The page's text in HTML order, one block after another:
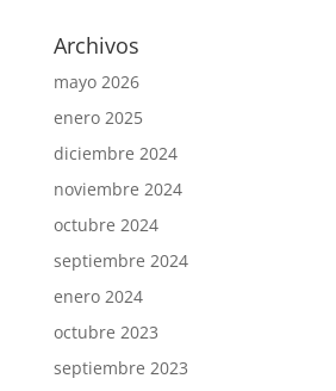
Archivos
mayo 2026
enero 2025
diciembre 2024
noviembre 2024
octubre 2024
septiembre 2024
enero 2024
octubre 2023
septiembre 2023